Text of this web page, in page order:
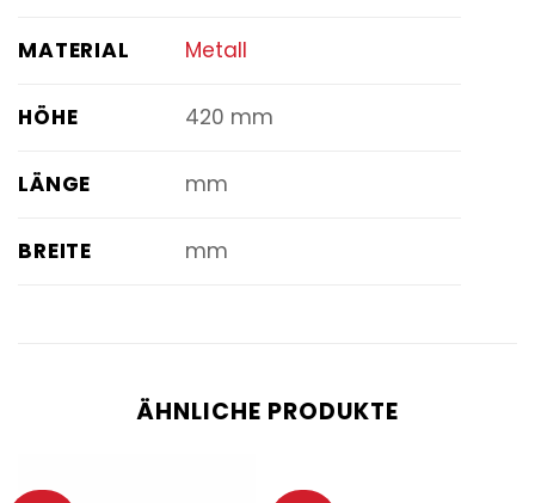
MATERIAL Metall
HÖHE 420 mm
LÄNGE mm
BREITE mm
ÄHNLICHE PRODUKTE